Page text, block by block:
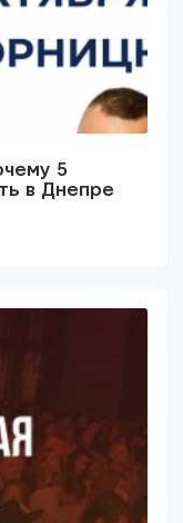
5
в Днепре